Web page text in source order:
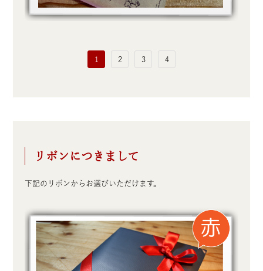
1 2 3 4
リボンにつきまして
下記のリボンからお選びいただけます。